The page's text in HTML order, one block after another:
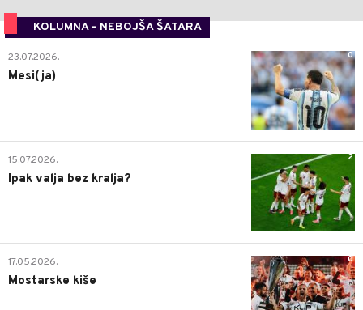
KOLUMNA - NEBOJŠA ŠATARA
0
23.07.2026.
Mesi(ja)
2
15.07.2026.
Ipak valja bez kralja?
0
17.05.2026.
Mostarske kiše